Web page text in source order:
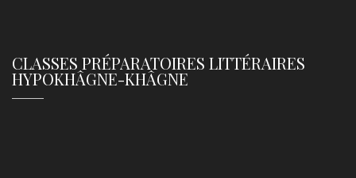
CLASSES PRÉPARATOIRES LITTÉRAIRES
HYPOKHÂGNE-KHÂGNE